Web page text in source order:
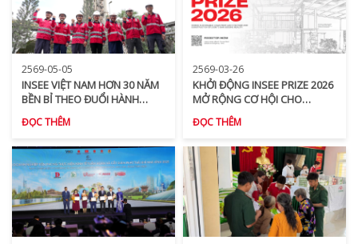
2569-05-05
INSEE VIỆT NAM HƠN 30 NĂM
BỀN BỈ THEO ĐUỔI HÀNH
TRÌNH PHÁT TRIỂN CÓ TRÁCH
NHIỆM
ĐỌC THÊM
2569-03-26
KHỞI ĐỘNG INSEE PRIZE 2026
MỞ RỘNG CƠ HỘI CHO
NHỮNG Ý TƯỞNG CÔNG
TRÌNH VÌ CỘNG ĐỒNG
ĐỌC THÊM